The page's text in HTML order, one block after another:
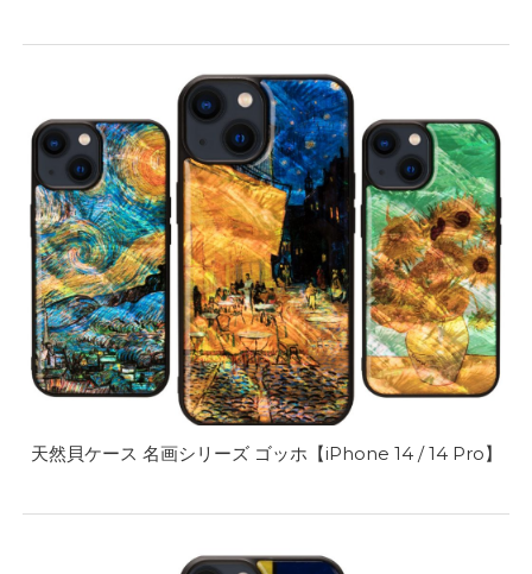
天然貝ケース 名画シリーズ ゴッホ【iPhone 14 / 14 Pro】